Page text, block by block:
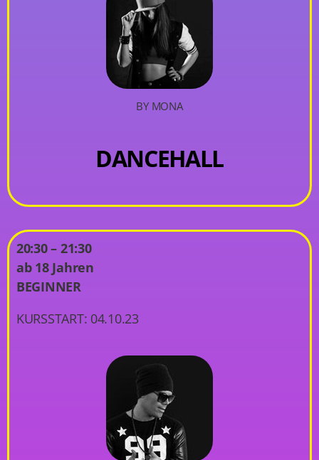
BY MONA
DANCEHALL
20:30 – 21:30
ab 18 Jahren
BEGINNER
KURSSTART: 04.10.23